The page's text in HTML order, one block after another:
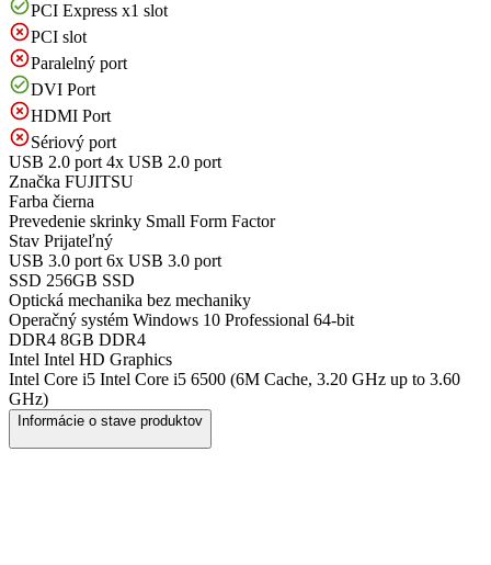
PCI Express x1 slot
PCI slot
Paralelný port
DVI Port
HDMI Port
Sériový port
USB 2.0 port 4x USB 2.0 port
Značka FUJITSU
Farba čierna
Prevedenie skrinky Small Form Factor
Stav Prijateľný
USB 3.0 port 6x USB 3.0 port
SSD 256GB SSD
Optická mechanika bez mechaniky
Operačný systém Windows 10 Professional 64-bit
DDR4 8GB DDR4
Intel Intel HD Graphics
Intel Core i5 Intel Core i5 6500 (6M Cache, 3.20 GHz up to 3.60
GHz)
Informácie o stave produktov